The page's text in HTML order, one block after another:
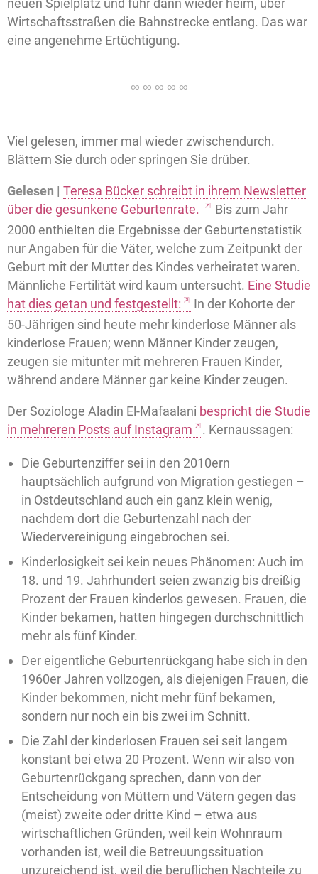
neuen Spielplatz und fuhr dann wieder heim, über
Wirtschaftsstraßen die Bahnstrecke entlang. Das war
eine angenehme Ertüchtigung.
Viel gelesen, immer mal wieder zwischendurch.
Blättern Sie durch oder springen Sie drüber.
Gelesen | Teresa Bücker schreibt in ihrem Newsletter
über die gesunkene Geburtenrate.
Bis zum Jahr
2000 enthielten die Ergebnisse der Geburtenstatistik
nur Angaben für die Väter, welche zum Zeitpunkt der
Geburt mit der Mutter des Kindes verheiratet waren.
Männliche Fertilität wird kaum untersucht. Eine Studie
hat dies getan und festgestellt:
In der Kohorte der
50-Jährigen sind heute mehr kinderlose Männer als
kinderlose Frauen; wenn Männer Kinder zeugen,
zeugen sie mitunter mit mehreren Frauen Kinder,
während andere Männer gar keine Kinder zeugen.
Der Soziologe Aladin El-Mafaalani bespricht die Studie
in mehreren Posts auf Instagram
. Kernaussagen:
Die Geburtenziffer sei in den 2010ern
hauptsächlich aufgrund von Migration gestiegen –
in Ostdeutschland auch ein ganz klein wenig,
nachdem dort die Geburtenzahl nach der
Wiedervereinigung eingebrochen sei.
Kinderlosigkeit sei kein neues Phänomen: Auch im
18. und 19. Jahrhundert seien zwanzig bis dreißig
Prozent der Frauen kinderlos gewesen. Frauen, die
Kinder bekamen, hatten hingegen durchschnittlich
mehr als fünf Kinder.
Der eigentliche Geburtenrückgang habe sich in den
1960er Jahren vollzogen, als diejenigen Frauen, die
Kinder bekommen, nicht mehr fünf bekamen,
sondern nur noch ein bis zwei im Schnitt.
Die Zahl der kinderlosen Frauen sei seit langem
konstant bei etwa 20 Prozent. Wenn wir also von
Geburtenrückgang sprechen, dann von der
Entscheidung von Müttern und Vätern gegen das
(meist) zweite oder dritte Kind – etwa aus
wirtschaftlichen Gründen, weil kein Wohnraum
vorhanden ist, weil die Betreuungssituation
unzureichend ist, weil die beruflichen Nachteile zu